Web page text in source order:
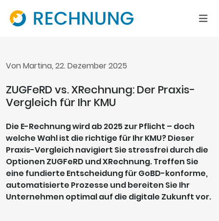
Von Martina, 22. Dezember 2025
ZUGFeRD vs. XRechnung: Der Praxis-
Vergleich für Ihr KMU
Die E-Rechnung wird ab 2025 zur Pflicht – doch
welche Wahl ist die richtige für Ihr KMU? Dieser
Praxis-Vergleich navigiert Sie stressfrei durch die
Optionen ZUGFeRD und XRechnung. Treffen Sie
eine fundierte Entscheidung für GoBD-konforme,
automatisierte Prozesse und bereiten Sie Ihr
Unternehmen optimal auf die digitale Zukunft vor.